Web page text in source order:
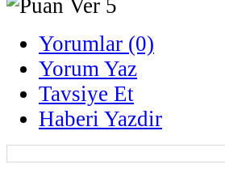
Yorumlar (0)
Yorum Yaz
Tavsiye Et
Haberi Yazdir